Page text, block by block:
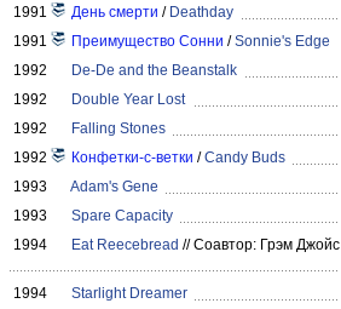
1991
День смерти / Deathday
1991
Преимущество Сонни /Sonnie's Edge
1992
De-De and the Beanstalk
1992
Double Year Lost
1992
Falling Stones
1992
Конфетки-с-ветки /Candy Buds
1993
Adam's Gene
1993
Spare Capacity
1994
Eat Reecebread //Соавтор: Грэм Джойс
1994
Starlight Dreamer